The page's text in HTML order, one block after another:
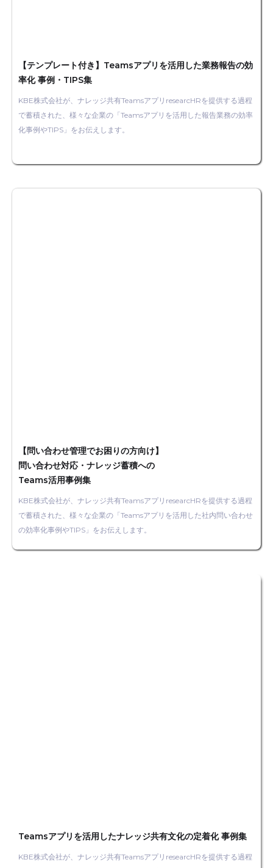
【テンプレート付き】Teamsアプリを活用した業務報告の効
率化 事例・TIPS集
KBE株式会社が、ナレッジ共有TeamsアプリresearcHRを提供する過程
で蓄積された、様々な企業の「Teamsアプリを活用した報告業務の効率
化事例やTIPS」をお伝えします。
【問い合わせ管理でお困りの方向け】
問い合わせ対応・ナレッジ蓄積への
Teams活用事例集
KBE株式会社が、ナレッジ共有TeamsアプリresearcHRを提供する過程
で蓄積された、様々な企業の「Teamsアプリを活用した社内問い合わせ
の効率化事例やTIPS」をお伝えします。
Teamsアプリを活用したナレッジ共有文化の定着化 事例集
KBE株式会社が、ナレッジ共有TeamsアプリresearcHRを提供する過程